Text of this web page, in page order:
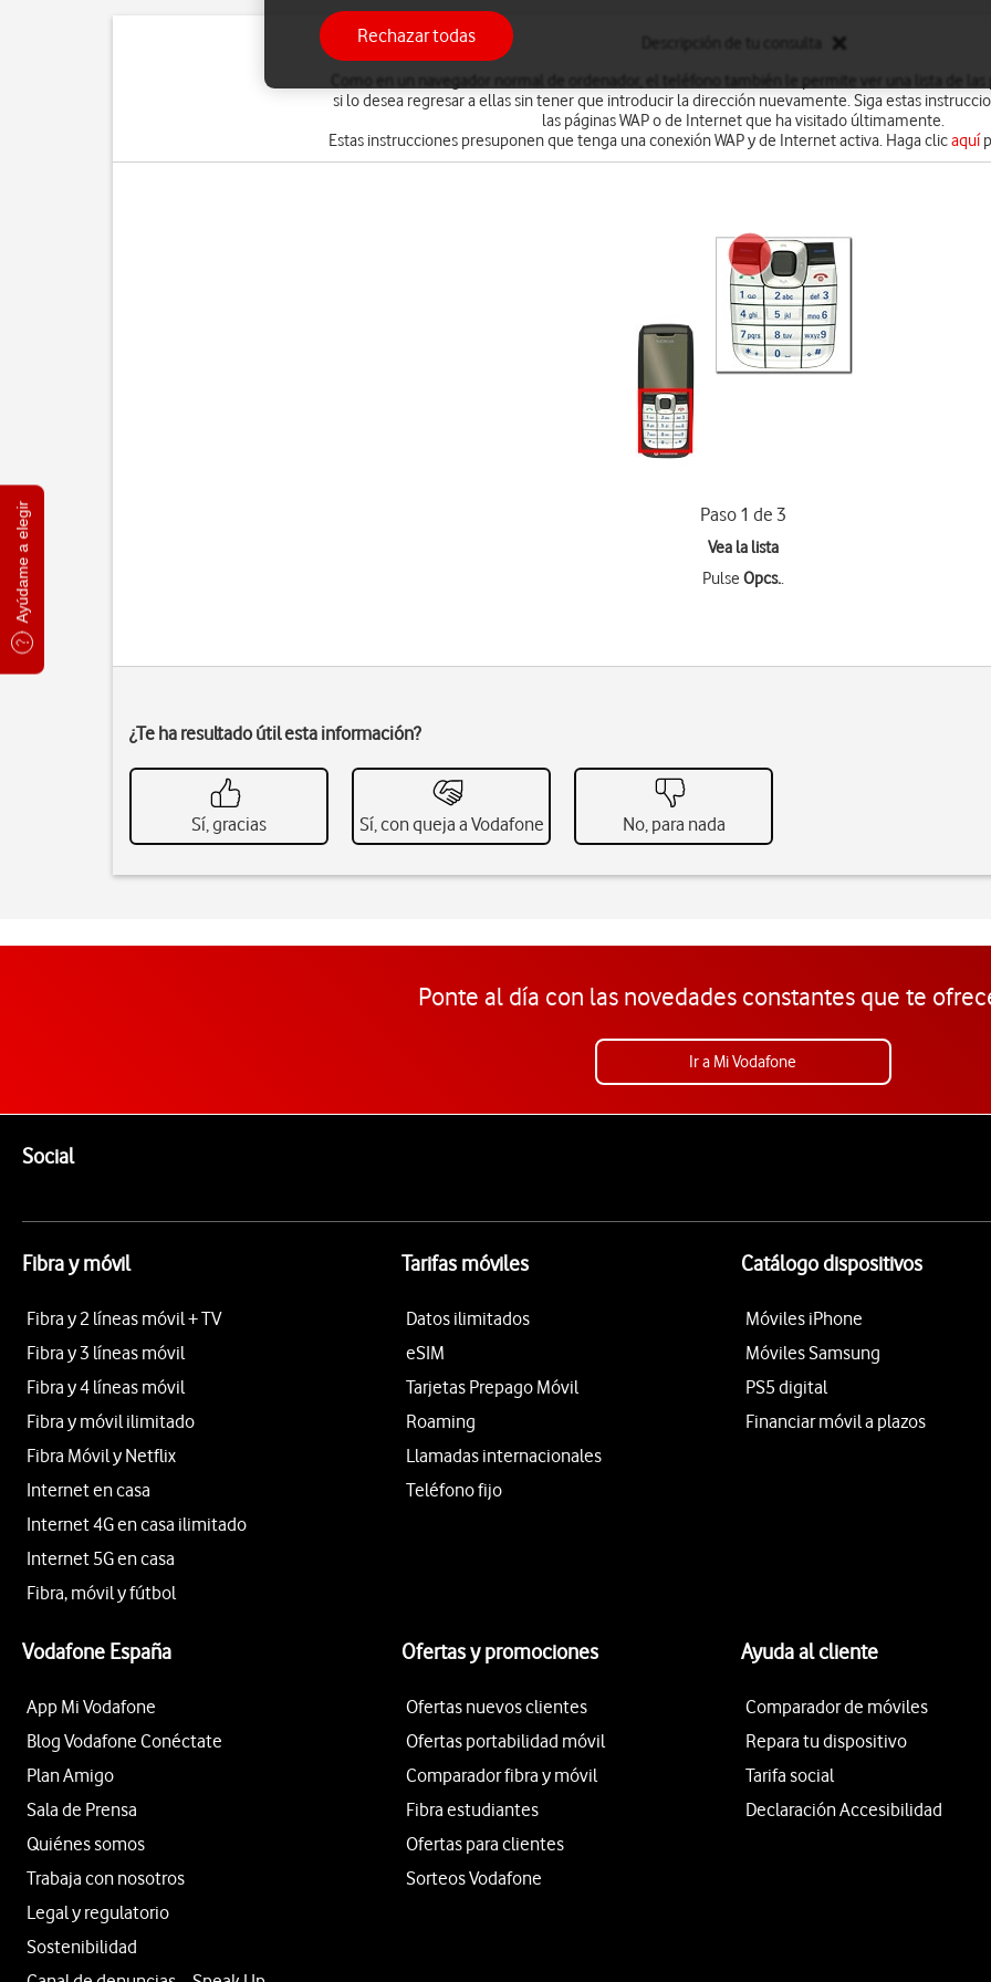
Ayúdame a elegir
si lo desea regresar a ellas sin tener que introducir la dirección nuevamente. Siga estas
las páginas WAP o de Internet que ha visitado últimamente.
Estas instrucciones presuponen que tenga una conexión WAP y de Internet activa. Haga clicaquí
Paso 1 de 3
Vea la lista
Pulse Opcs..
¿Te ha resultado útil esta información?
Sí, gracias Sí, con queja a Vodafone No, para nada
Ponte al día con las novedades constantes que te
Ir a Mi Vodafone
SocialEnlaces a las redes sociales de Vodafone
Fibra y móvil
Fibra y 2 líneas móvil + TV
Fibra y 3 líneas móvil
Fibra y 4 líneas móvil
Fibra y móvil ilimitado
Fibra Móvil y Netflix
Internet en casa
Internet 4G en casa ilimitado
Internet 5G en casa
Fibra, móvil y fútbol
Tarifas móviles
Datos ilimitados
eSIM
Tarjetas Prepago Móvil
Roaming
Llamadas internacionales
Teléfono fijo
Catálogo dispositivos
Móviles iPhone
Móviles Samsung
PS5 digital
Financiar móvil a plazos
Vodafone España
App Mi Vodafone
Blog Vodafone Conéctate
Plan Amigo
Sala de Prensa
Quiénes somos
Trabaja con nosotros
Legal y regulatorio
Sostenibilidad
Ofertas y promociones
Ofertas nuevos clientes
Ofertas portabilidad móvil
Comparador fibra y móvil
Fibra estudiantes
Ofertas para clientes
Sorteos Vodafone
Ayuda al cliente
Comparador de móviles
Repara tu dispositivo
Tarifa social
Declaración Accesibilidad
Rechazar todas